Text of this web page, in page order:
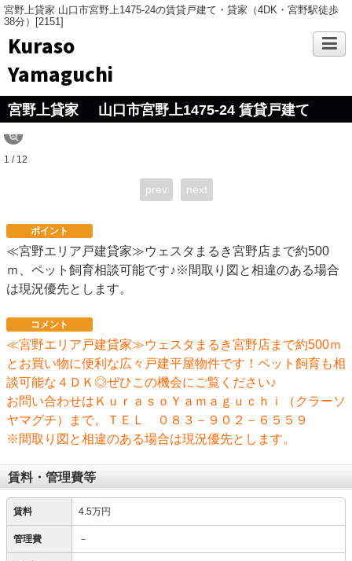
宮野上貸家 山口市宮野上1475-24の賃貸戸建て・貸家（4DK・宮野駅徒歩
38分）[2151]
Kuraso
Yamaguchi
宮野上貸家 山口市宮野上1475-24 賃貸戸建て
1 / 12
prev next
ポイント
≪宮野エリア戸建貸家≫ウェスタまるき宮野店まで約500
ｍ、ペット飼育相談可能です♪※間取り図と相違のある場合
は現況優先とします。
コメント
≪宮野エリア戸建貸家≫ウェスタまるき宮野店まで約500ｍ
とお買い物に便利な広々戸建平屋物件です！ペット飼育も相
談可能な４ＤＫ◎ぜひこの機会にご覧ください♪
お問い合わせはＫｕｒａｓｏＹａｍａｇｕｃｈｉ（クラーソ
ヤマグチ）まで。ＴＥＬ ０８３－９０２－６５５９
※間取り図と相違のある場合は現況優先とします。
賃料・管理費等
賃料 4.5万円
管理費 －